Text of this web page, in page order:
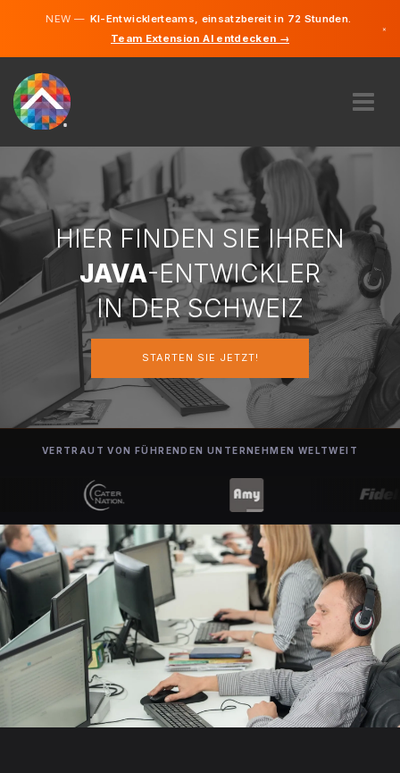
NEW —KI-Entwicklerteams, einsatzbereit in 72 Stunden.
Team Extension AI entdecken →
×
ÜBER UNS
EXPERTISE
WIE FUNKTIONIERT ES?
KARRIERE
FINDEN
SCHWEIZ
STARTEN SIE JETZT
Englisch
HIER FINDEN SIE IHREN
JAVA-ENTWICKLER
IN DER SCHWEIZ
STARTEN SIE JETZT!
VERTRAUT VON FÜHRENDEN UNTERNEHMEN WELTWEIT